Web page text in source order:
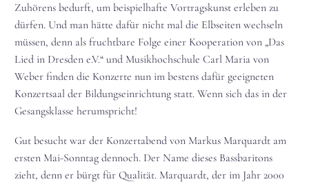
Zuhörens bedurft, um beispielhafte Vortragskunst erleben zu
dürfen. Und man hätte dafür nicht mal die Elbseiten wechseln
müssen, denn als fruchtbare Folge einer Kooperation von „Das
Lied in Dresden e.V.“ und Musikhochschule Carl Maria von
Weber finden die Konzerte nun im bestens dafür geeigneten
Konzertsaal der Bildungseinrichtung statt. Wenn sich das in der
Gesangsklasse herumspricht!
Gut besucht war der Konzertabend von Markus Marquardt am
ersten Mai-Sonntag dennoch. Der Name dieses Bassbaritons
zieht, denn er bürgt für Qualität. Marquardt, der im Jahr 2000